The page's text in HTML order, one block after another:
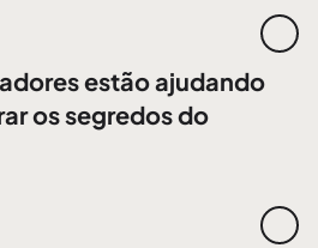
estão ajudando
os segredos do